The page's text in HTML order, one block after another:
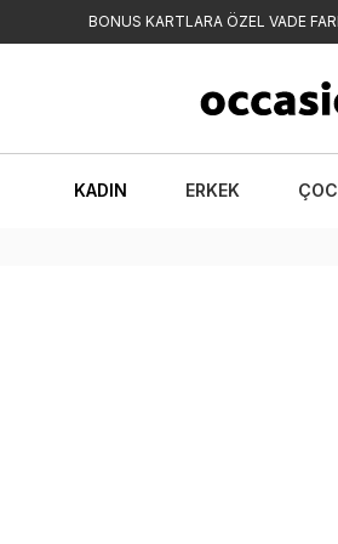
BONUS KARTLARA ÖZEL VADE
KADIN ERKEK